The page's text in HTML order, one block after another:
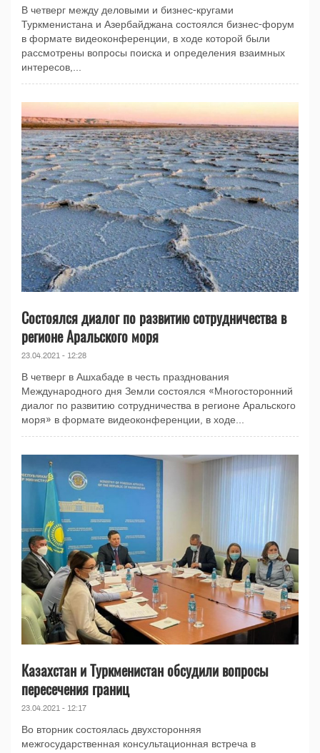
В четверг между деловыми и бизнес-кругами
Туркменистана и Азербайджана состоялся бизнес-форум
в формате видеоконференции, в ходе которой были
рассмотрены вопросы поиска и определения взаимных
интересов,...
Состоялся диалог по развитию сотрудничества в
регионе Аральского моря
23.04.2021 - 12:28
В четверг в Ашхабаде в честь празднования
Международного дня Земли состоялся «Многосторонний
диалог по развитию сотрудничества в регионе Аральского
моря» в формате видеоконференции, в ходе...
Казахстан и Туркменистан обсудили вопросы
пересечения границ
23.04.2021 - 12:17
Во вторник состоялась двухсторонняя
межгосударственная консультационная встреча в